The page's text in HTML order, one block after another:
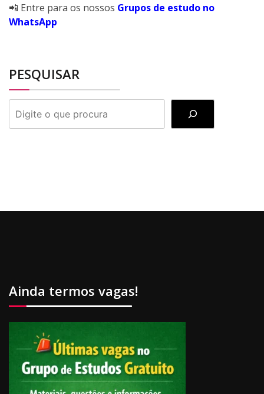
📲 Entre para os nossos Grupos de estudo no
WhatsApp
PESQUISAR
PESQUISAR
Ainda termos vagas!